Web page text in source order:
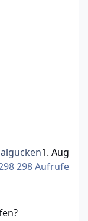
298 Aufrufe
1. Aug